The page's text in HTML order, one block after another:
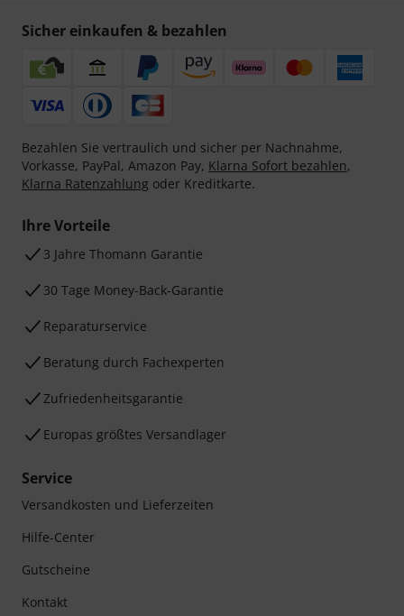
Sicher einkaufen & bezahlen
Bezahlen Sie vertraulich und sicher per Nachnahme,
Vorkasse, PayPal, Amazon Pay, Klarna Sofort bezahlen,
Klarna Ratenzahlung oder Kreditkarte.
Ihre Vorteile
3 Jahre Thomann Garantie
30 Tage Money-Back-Garantie
Reparaturservice
Beratung durch Fachexperten
Zufriedenheitsgarantie
Europas größtes Versandlager
Service
Versandkosten und Lieferzeiten
Hilfe-Center
Gutscheine
Kontakt